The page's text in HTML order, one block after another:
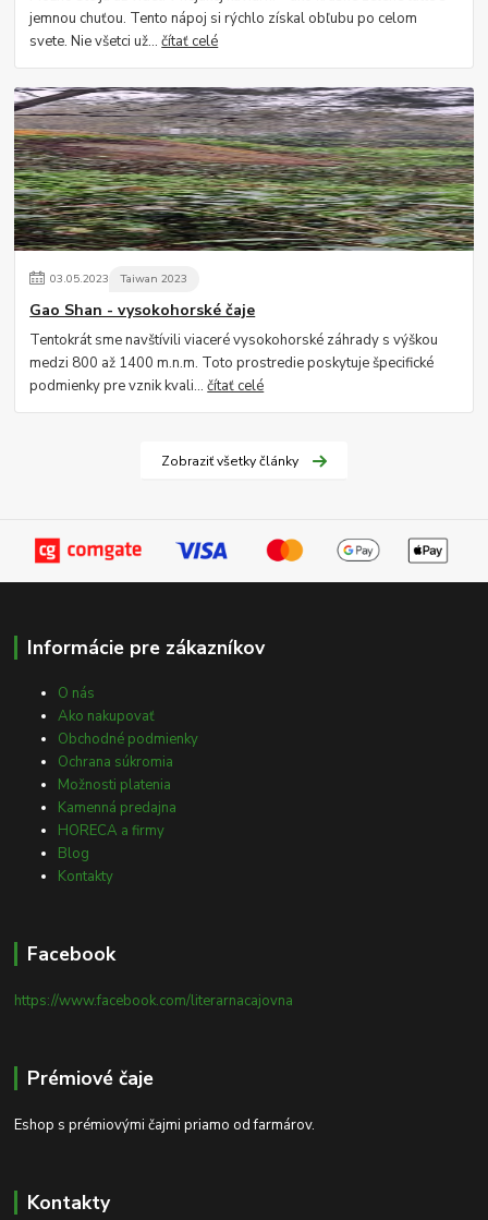
jemnou chuťou. Tento nápoj si rýchlo získal obľubu po celom
svete. Nie všetci už...čítať celé
03.05.2023 Taiwan 2023
Gao Shan - vysokohorské čaje
Tentokrát sme navštívili viaceré vysokohorské záhrady s výškou
medzi 800 až 1400 m.n.m. Toto prostredie poskytuje špecifické
podmienky pre vznik kvali...čítať celé
Zobraziť všetky články
Informácie pre zákazníkov
O nás
Ako nakupovať
Obchodné podmienky
Ochrana súkromia
Možnosti platenia
Kamenná predajna
HORECA a firmy
Blog
Kontakty
Facebook
https://www.facebook.com/literarnacajovna
Prémiové čaje
Eshop s prémiovými čajmi priamo od farmárov.
Kontakty